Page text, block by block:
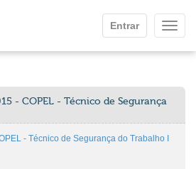
Entrar
- COPEL - Técnico de Segurança
- Técnico de Segurança do Trabalho I